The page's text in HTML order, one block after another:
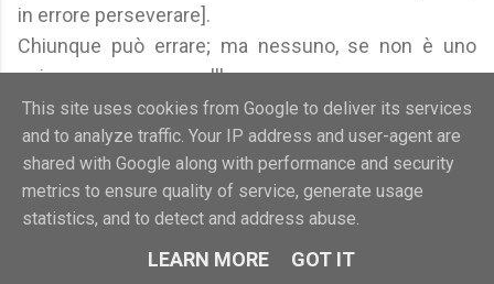
in errore perseverare].
Chiunque può errare; ma nessuno, se non è uno
sciocco, persevera nell'errore.
Cicerone, Filippiche, 44/43 a.e.c.
Errare e non correggersi significa veramente errare.
Confucio , Dialoghi, ca. 479/221 a.e.c. (postumo)
Umano è all'uomo errare, diabolico il perseverare,
This site uses cookies from Google to deliver its services
and to analyze traffic. Your IP address and user-agent are
shared with Google along with performance and security
metrics to ensure quality of service, generate usage
statistics, and to detect and address abuse.
LEARN MORE GOT IT